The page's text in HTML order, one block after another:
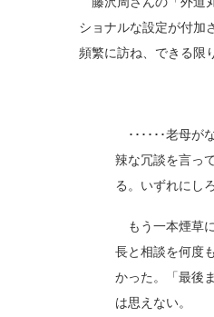
ショナルな設定が付加
頻繁に訪ね、できる限
･･････老母が
辣な冗談を言っ
る。いずれにし
もう一本煙草
長と相談を何度
かった。「最後
は思えない。